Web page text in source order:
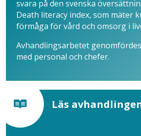
svara på den svenska
Death literacy index, som mäter
förmåga för vård och omsorg i
Avhandlingsarbetet
med personal och chefer.
Läs